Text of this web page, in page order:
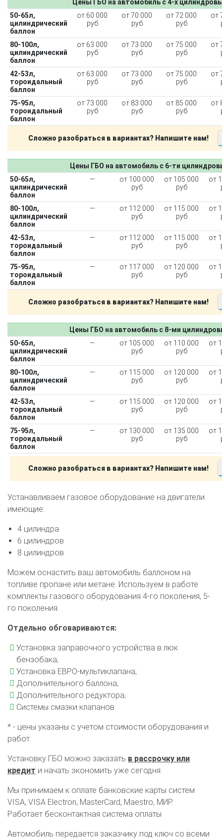
Цены ГБО на автомобиль с 4-х
50-65л,
цилиндрический
баллон
от 60 000
руб
от 70 000
руб
от 72 000
руб
от
80-100л,
цилиндрический
баллон
от 63 000
руб
от 73 000
руб
от 75 000
руб
от
42-53л,
тороидальный
баллон
от 63 000
руб
от 73 000
руб
от 75 000
руб
от
75-95л,
тороидальный
баллон
от 73 000
руб
от 83 000
руб
от 85 000
руб
от
Сложно разобраться в вариантах? Напишите нам!
Цены ГБО на автомобиль с 6-ти
50-65л,
цилиндрический
баллон
—
от 100 000
руб
от 105 000
руб
от
80-100л,
цилиндрический
баллон
—
от 112 000
руб
от 115 000
руб
от
42-53л,
тороидальный
баллон
—
от 112 000
руб
от 115 000
руб
от
75-95л,
тороидальный
баллон
—
от 117 000
руб
от 120 000
руб
от
Сложно разобраться в вариантах? Напишите нам!
Цены ГБО на автомобиль с 8-ми
50-65л,
цилиндрический
баллон
—
от 105 000
руб
от 110 000
руб
от
80-100л,
цилиндрический
баллон
—
от 115 000
руб
от 120 000
руб
от
42-53л,
тороидальный
баллон
—
от 115 000
руб
от 120 000
руб
от
75-95л,
тороидальный
баллон
—
от 130 000
руб
от 135 000
руб
от
Сложно разобраться в вариантах? Напишите нам!
Устанавливаем газовое оборудование на двигатели
имеющие:
4 цилиндра
6 цилиндров
8 цилиндров
Можем оснастить ваш автомобиль баллоном на
топливе пропане или метане. Используем в работе
комплекты газового оборудования 4-го поколения, 5-
го поколения.
Отдельно обговариваются:
Установка заправочного устройства в люк
бензобака;
Установка ЕВРО-мультиклапана;
Дополнительного баллона;
Дополнительного редуктора;
Системы смазки клапанов.
* - цены указаны с учетом стоимости оборудования и
работ.
Установку ГБО можно заказать в рассрочку или
кредит и начать экономить уже сегодня.
Мы принимаем к оплате банковские карты систем
VISA, VISA Electron, MasterCard, Maestro, МИР.
Работает бесконтактная система оплаты
Автомобиль передается заказчику под ключ со всеми